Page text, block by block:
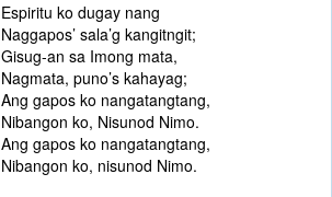
Espiritu ko dugay nang
Naggapos’ sala’g kangitngit;
Gisug-an sa Imong mata,
Nagmata, puno’s kahayag;
Ang gapos ko nangatangtang,
Nibangon ko, Nisunod Nimo.
Ang gapos ko nangatangtang,
Nibangon ko, nisunod Nimo.